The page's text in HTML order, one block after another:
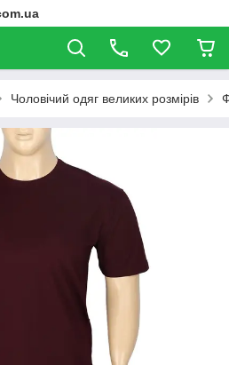
Чоловічий одяг великих розмірів